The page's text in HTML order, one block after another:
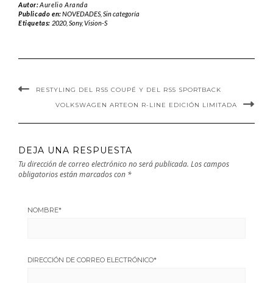
ecológicos y
potentes
Autor:Aurelio Aranda
Publicado en:NOVEDADES,Sin categoría
Etiquetas: 2020, Sony,Vision-S
RESTYLING DEL RS5 COUPÉ Y DEL RS5 SPORTBACK
VOLKSWAGEN ARTEON R-LINE EDICIÓN LIMITADA
DEJA UNA RESPUESTA
Tu dirección de correo electrónico no será publicada. Los campos
obligatorios están marcados con *
NOMBRE*
DIRECCIÓN DE CORREO ELECTRÓNICO*